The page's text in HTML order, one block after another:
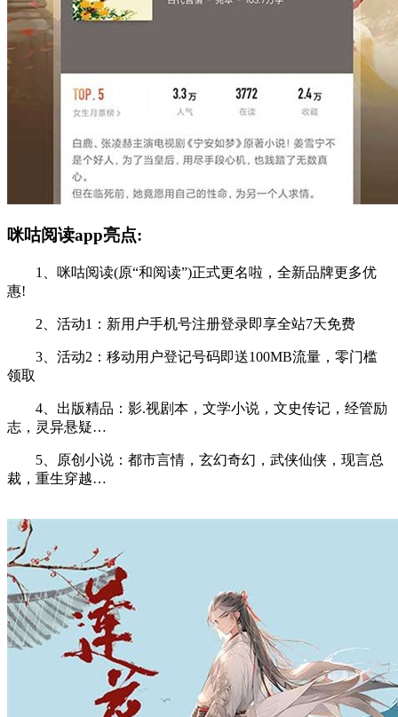
咪咕阅读app亮点:
1、咪咕阅读(原“和阅读”)正式更名啦，全新品牌更多优
惠!
2、活动1：新用户手机号注册登录即享全站7天免费
3、活动2：移动用户登记号码即送100MB流量，零门槛
领取
4、出版精品：影.视剧本，文学小说，文史传记，经管励
志，灵异悬疑…
5、原创小说：都市言情，玄幻奇幻，武侠仙侠，现言总
裁，重生穿越…